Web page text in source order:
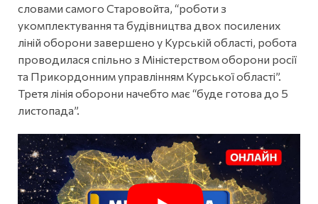
словами самого Старовойта, “роботи з
укомплектування та будівництва двох посилених
ліній оборони завершено у Курській області, робота
проводилася спільно з Міністерством оборони росії
та Прикордонним управлінням Курської області”.
Третя лінія оборони начебто має “буде готова до 5
листопада”.